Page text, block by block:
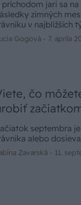
príchodom jari sa
zimných
v najbližších
o tom, či
fľakov a buriny.
Gogová - 7. apríla
čo
septembra
alebo
Zavarská - 11.